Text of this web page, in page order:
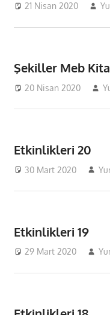
21 Nisan 2020
Şekiller Meb
20 Nisan 2020
Etkinlikleri 20
30 Mart 2020
Etkinlikleri 19
29 Mart 2020